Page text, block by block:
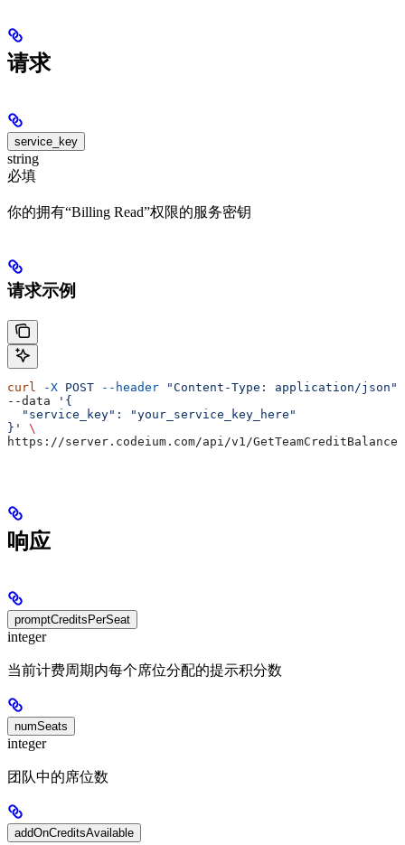
请求
service_key
string
必填
你的拥有“Billing Read”权限的服务密钥
请求示例
curl -X POST --header "Content-Type: application/json"
--data
'{
  "service_key": "your_service_key_here"
}'
\
https://server.codeium.com/api/v1/GetTeamCreditBalance
响应
promptCreditsPerSeat
integer
当前计费周期内每个席位分配的提示积分数
numSeats
integer
团队中的席位数
addOnCreditsAvailable